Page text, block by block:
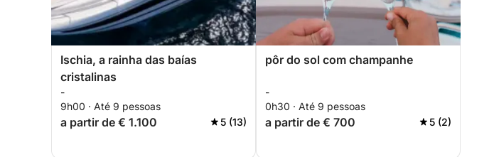
Ischia, a rainha das baías
cristalinas
-
9h00 · Até 9 pessoas
a partir de € 1.100 5 (13)
pôr do sol com champanhe
-
0h30 · Até 9 pessoas
a partir de € 700 5 (2)